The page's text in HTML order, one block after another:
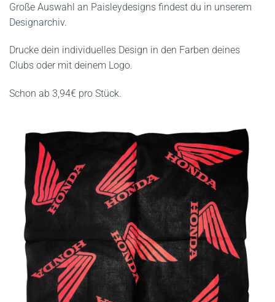
Große Auswahl an Paisleydesigns findest du in unserem
Designarchiv.
Drucke dein individuelles Design in den Farben deines
Clubs oder mit deinem Logo.
Schon ab 3,94€ pro Stück.